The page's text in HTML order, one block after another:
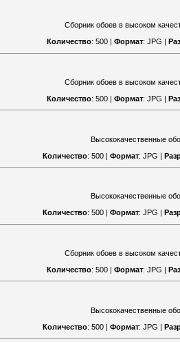
Сборник обоев в высоком
Количество: 500 | Формат: JPG |
Сборник обоев в высоком
Количество: 500 | Формат: JPG |
Высококачественные
Количество: 500 | Формат: JPG |
Высококачественные
Количество: 500 | Формат: JPG |
Сборник обоев в высоком
Количество: 500 | Формат: JPG |
Высококачественные
Количество: 500 | Формат: JPG |